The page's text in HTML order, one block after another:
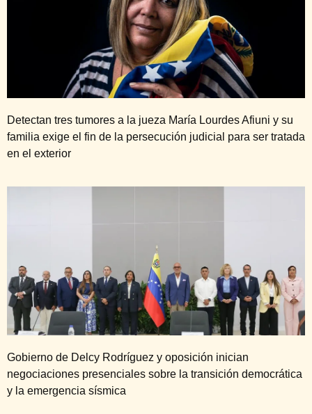
Detectan tres tumores a la jueza María Lourdes Afiuni y su
familia exige el fin de la persecución judicial para ser tratada
en el exterior
Gobierno de Delcy Rodríguez y oposición inician
negociaciones presenciales sobre la transición democrática
y la emergencia sísmica